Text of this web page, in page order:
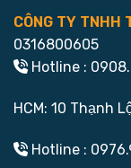
CÔNG TY TNHH
0316800605
Hotline :
HCM: 10 Thạnh
Hotline :